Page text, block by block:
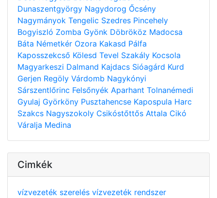
Dunaszentgyörgy Nagydorog Őcsény
Nagymányok Tengelic Szedres Pincehely
Bogyiszló Zomba Gyönk Döbrököz Madocsa
Báta Németkér Ozora Kakasd Pálfa
Kaposszekcső Kölesd Tevel Szakály Kocsola
Magyarkeszi Dalmand Kajdacs Sióagárd Kurd
Gerjen Regöly Várdomb Nagykónyi
Sárszentlőrinc Felsőnyék Aparhant Tolnanémedi
Gyulaj Györköny Pusztahencse Kapospula Harc
Szakcs Nagyszokoly Csikóstőttős Attala Cikó
Váralja Medina
Cimkék
vízvezeték szerelés vízvezeték rendszer